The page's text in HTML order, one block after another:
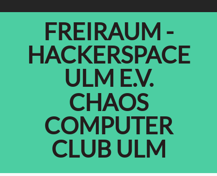
FREIRAUM -
HACKERSPACE
ULM E.V.
CHAOS
COMPUTER
CLUB ULM